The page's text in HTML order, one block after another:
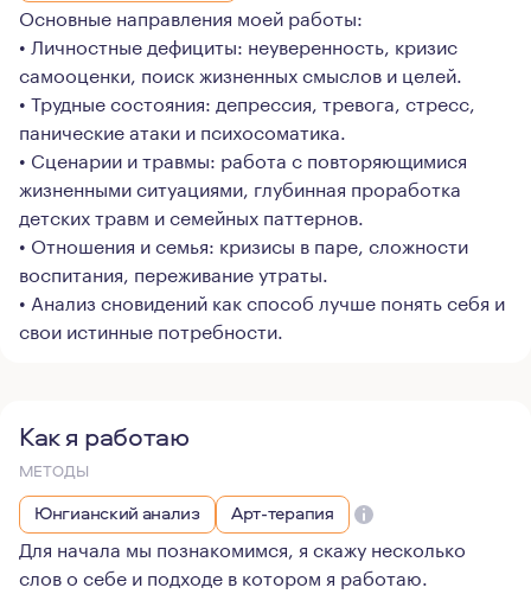
Основные направления моей работы:
• Личностные дефициты: неуверенность, кризис
самооценки, поиск жизненных смыслов и целей.
• Трудные состояния: депрессия, тревога, стресс,
панические атаки и психосоматика.
• Сценарии и травмы: работа с повторяющимися
жизненными ситуациями, глубинная проработка
детских травм и семейных паттернов.
• Отношения и семья: кризисы в паре, сложности
воспитания, переживание утраты.
• Анализ сновидений как способ лучше понять себя и
свои истинные потребности.
Как я работаю
МЕТОДЫ
Юнгианский анализ Арт-терапия
Для начала мы познакомимся, я скажу несколько
слов о себе и подходе в котором я работаю.